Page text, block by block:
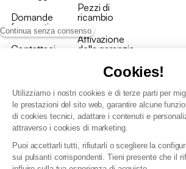
Continua senza consenso
Cookies!
Utilizziamo i nostri cookies e di terze parti per
le prestazioni del sito web, garantire alcune
di cookies tecnici, adattare i contenuti e
attraverso i cookies di marketing.
Puoi accettarli tutti, rifiutarli o scegliere la
sui pulsanti corrispondenti. Tieni presente che il
Domande
frequenti
Contattaci
Pezzi di
ricambio
Attivazione
della garanzia
Condizioni generali vendita
Politica di gestione dei dati personali
Condizioni generali di vendita per clienti